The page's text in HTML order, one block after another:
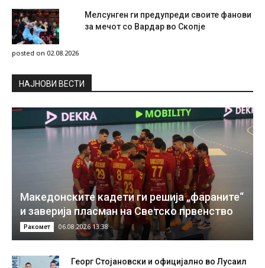
Мелсунген ги предупреди своите фанови
за мечот со Вардар во Скопје
posted on 02.08.2026
НAЈНОВИ ВЕСТИ
Македонските кадети ги решија „фараните“
и заверија пласман на Светско првенство
Ракомет 06.08.2026 13:38
Георг Стојановски и официјално во Лусаил